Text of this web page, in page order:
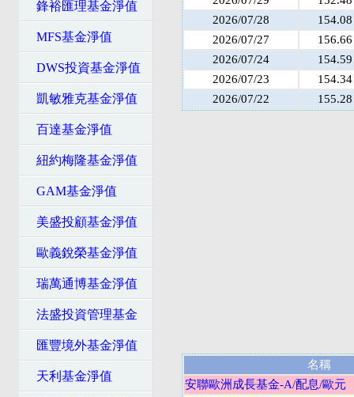
鋒裕匯理基金淨值
MFS基金淨值
DWS投資基金淨值
凱敏雅克基金淨值
百達基金淨值
紐約梅隆基金淨值
GAM基金淨值
美盛投顧基金淨值
歐義銳榮基金淨值
瑞萬通博基金淨值
法盛投資管理基金
匯豐境外基金淨值
天利基金淨值
2026/07/28
154.08
2026/07/27
156.66
2026/07/24
154.59
2026/07/23
154.34
2026/07/22
155.28
名稱
安聯歐洲成長基金-A/配息/歐元